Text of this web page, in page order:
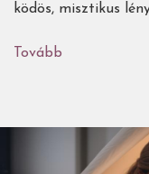
ködös, misztikus
Tovább